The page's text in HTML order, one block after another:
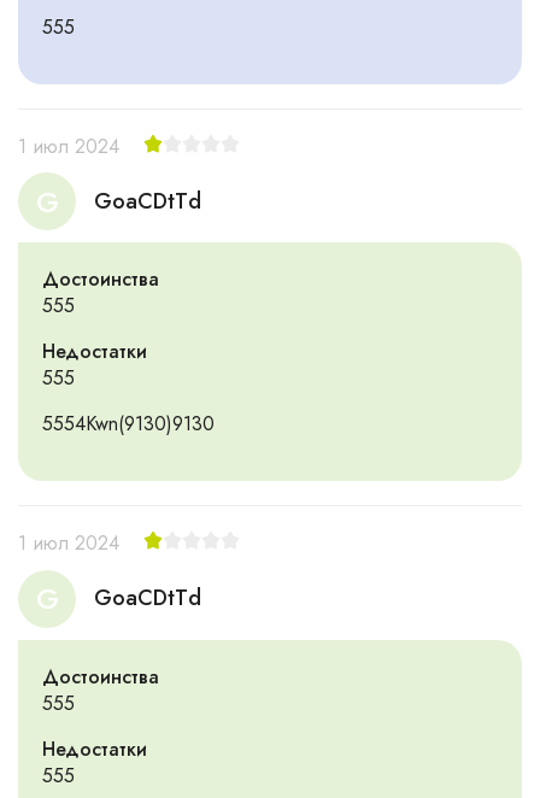
555
G GoaCDtTd
1 июл 2024
Достоинства
555
Недостатки
555
5554Kwn(9130)9130
G GoaCDtTd
1 июл 2024
Достоинства
555
Недостатки
555